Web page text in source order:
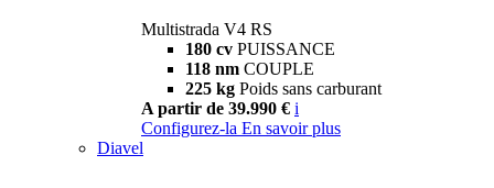
Multistrada V4 RS
180 cv PUISSANCE
118 nm COUPLE
225 kg Poids sans carburant
A partir de 39.990 € i
Configurez-la En savoir plus
Diavel